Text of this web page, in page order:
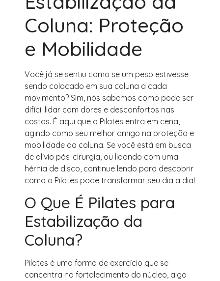
Coluna: Proteção
e Mobilidade
Você já se sentiu como se um peso estivesse
sendo colocado em sua coluna a cada
movimento? Sim, nós sabemos como pode ser
difícil lidar com dores e desconfortos nas
costas. É aqui que o Pilates entra em cena,
agindo como seu melhor amigo na proteção e
mobilidade da coluna. Se você está em busca
de alívio pós-cirurgia, ou lidando com uma
hérnia de disco, continue lendo para descobrir
como o Pilates pode transformar seu dia a dia!
O Que É Pilates para
Estabilização da
Coluna?
Pilates é uma forma de exercício que se
concentra no fortalecimento do núcleo, algo